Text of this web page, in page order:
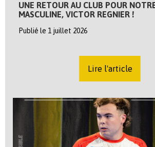
UNE RETOUR AU CLUB POUR
MASCULINE, VICTOR REGNIER !
Publié le 1 juillet 2026
Lire l'article